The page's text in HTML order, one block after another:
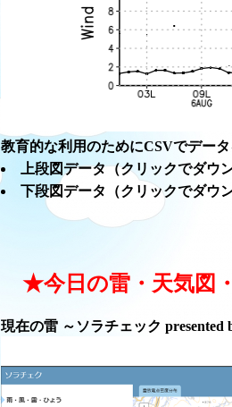
教育的な利用のためにCSVでデー
上段図データ（クリックでダウ
下段図データ（クリックでダウ
★今日の雷・天気図
現在の雷 ～ソラチェック presented